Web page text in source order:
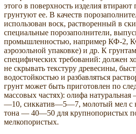
этого в поверхность изделия втирают
грунтуют ее. В качеств
использован воск, растворенный в
специальные порозаполнители,
промышленностью, например КФ-2,
аэрозольной упаковке) и др. К
специфических требований: должен
не скрывать текстуру древесины,
водостойкостью и разбавляться
грунт может быть приготовлен по
массовых частях): олифа
—10, сиккатив—5—7, молотый мел с
тона — 40—50 для крупнопористых
мелкопористых.